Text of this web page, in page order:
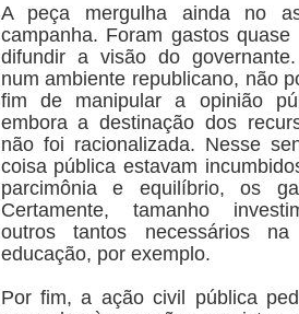
A peça mergulha ainda no
campanha. Foram gastos
difundir a visão do governante.
num ambiente republicano, não
fim de manipular a opinião
embora a destinação dos
não foi racionalizada. Nesse
coisa pública estavam
parcimônia e equilíbrio, os
Certamente, tamanho
outros tantos necessários
educação, por exemplo.
Por fim, a ação civil pública